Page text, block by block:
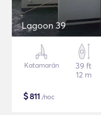
Lagoon 39
Katamarán
39 ft
12 m
$811 /noc